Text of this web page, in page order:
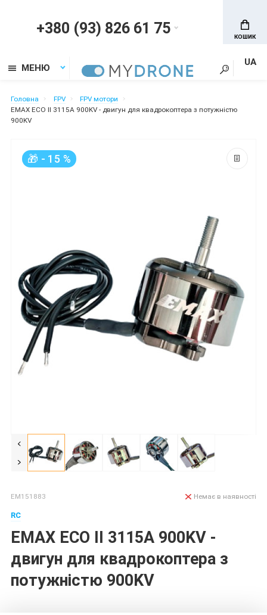
+380 (93) 826 61 75 КОШИК
МЕНЮ
UA
Головна FPV
FPV мотори
EMAX ECO II 3115А 900KV - двигун для квадрокоптера з потужністю
900KV
🎁 - 15 %
EM151883
RC
EMAX ECO II 3115А 900KV -
двигун для квадрокоптера з
потужністю 900KV
Немає в наявності